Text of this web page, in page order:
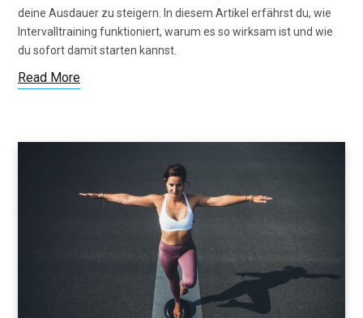
deine Ausdauer zu steigern. In diesem Artikel erfährst du, wie
Intervalltraining funktioniert, warum es so wirksam ist und wie
du sofort damit starten kannst.
Read More